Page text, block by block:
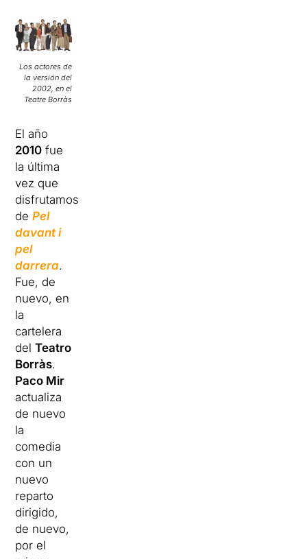
Los actores de
la versión del
2002, en el
Teatre Borràs
El año
2010 fue
la última
vez que
disfrutamos
dePel
davant i
pel
darrera.
Fue, de
nuevo, en
la
cartelera
delTeatro
Borràs.
Paco Mir
actualiza
de nuevo
la
comedia
con un
nuevo
reparto
dirigido,
de nuevo,
por el